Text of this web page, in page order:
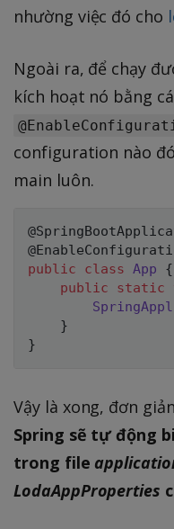
nhường việc đó cho
Ngoài ra, để chạy
kích hoạt nó bằng
configuration nào
main luôn.
public
class App
{
public
static
}
}
Vậy là xong, đơn
Spring sẽ tự động
trong file
LodaAppProperties